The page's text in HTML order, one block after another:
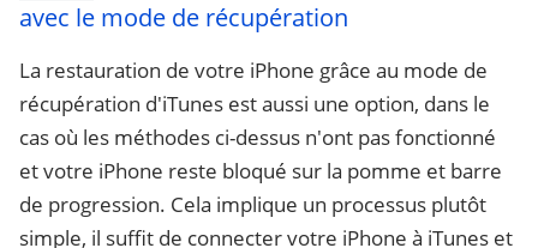
avec le mode de récupération
La restauration de votre iPhone grâce au mode de
récupération d'iTunes est aussi une option, dans le
cas où les méthodes ci-dessus n'ont pas fonctionné
et votre iPhone reste bloqué sur la pomme et barre
de progression. Cela implique un processus plutôt
simple, il suffit de connecter votre iPhone à iTunes et